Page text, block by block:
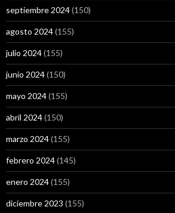
septiembre 2024(150)
agosto 2024(155)
julio 2024(155)
junio 2024(150)
mayo 2024(155)
abril 2024(150)
marzo 2024(155)
febrero 2024(145)
enero 2024(155)
diciembre 2023 (155)